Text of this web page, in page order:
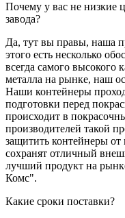
Почему у вас не низкие
завода?
Да, тут вы правы, наша
этого есть несколько
всегда самого высокого
металла на рынке, наш
Наши контейнеры
подготовки перед
происходит в
производителей такой
защитить контейнеры
сохранят отличный
лучший продукт на
Комс".
Какие сроки поставки?